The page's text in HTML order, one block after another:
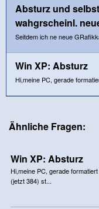
Absturz und
wahgrscheinl.
Seitdem ich ne neue
Win XP: Absturz
Hi,meine PC, gerade
Ähnliche Fragen:
Win XP: Absturz
Hi,meine PC, gerade
(jetzt 384) st...